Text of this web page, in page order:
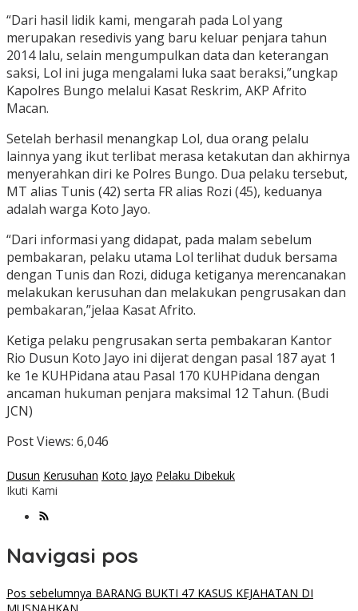
“Dari hasil lidik kami, mengarah pada Lol yang
merupakan resedivis yang baru keluar penjara tahun
2014 lalu, selain mengumpulkan data dan keterangan
saksi, Lol ini juga mengalami luka saat beraksi,”ungkap
Kapolres Bungo melalui Kasat Reskrim, AKP Afrito
Macan.
Setelah berhasil menangkap Lol, dua orang pelalu
lainnya yang ikut terlibat merasa ketakutan dan akhirnya
menyerahkan diri ke Polres Bungo. Dua pelaku tersebut,
MT alias Tunis (42) serta FR alias Rozi (45), keduanya
adalah warga Koto Jayo.
“Dari informasi yang didapat, pada malam sebelum
pembakaran, pelaku utama Lol terlihat duduk bersama
dengan Tunis dan Rozi, diduga ketiganya merencanakan
melakukan kerusuhan dan melakukan pengrusakan dan
pembakaran,”jelaa Kasat Afrito.
Ketiga pelaku pengrusakan serta pembakaran Kantor
Rio Dusun Koto Jayo ini dijerat dengan pasal 187 ayat 1
ke 1e KUHPidana atau Pasal 170 KUHPidana dengan
ancaman hukuman penjara maksimal 12 Tahun. (Budi
JCN)
Post Views: 6,046
Dusun Kerusuhan Koto Jayo Pelaku Dibekuk
Ikuti Kami
Navigasi pos
Pos sebelumnya BARANG BUKTI 47 KASUS KEJAHATAN DI